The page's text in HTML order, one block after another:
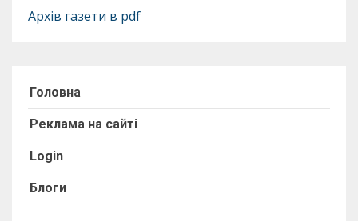
Архів газети в pdf
Головна
Реклама на сайті
Login
Блоги